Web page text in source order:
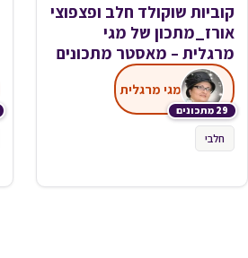
קוביות שוקולד חלב ופצפוצי
אורז_מתכון של מגי
מרגלית – מאסטר מתכונים
29 מתכונים
מגי מרגלית
חלבי